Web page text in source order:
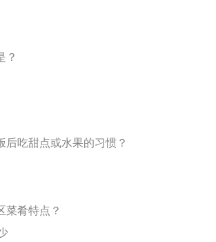
？
后吃甜点或水果的习惯？
菜肴特点？